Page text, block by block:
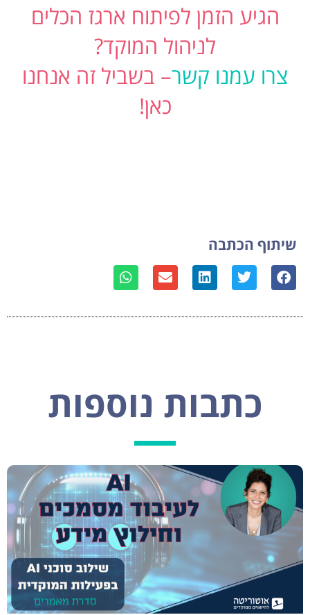
הגיע הזמן לפיתוח ארגז הכלים
לניהול המוקד?
צרו עמנו קשר– בשביל זה אנחנו
כאן!
שיתוף הכתבה
כתבות נוספות